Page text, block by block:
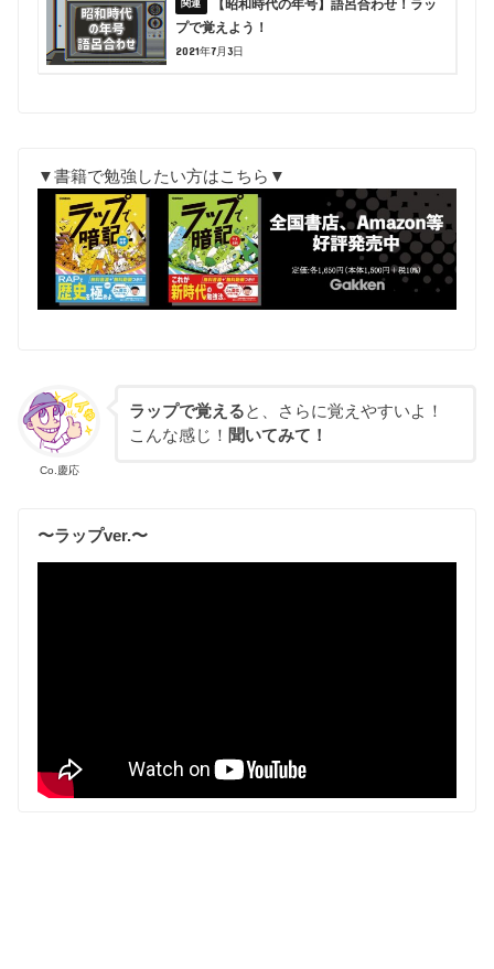
【昭和時代の年号】語呂合わせ！ラッ
プで覚えよう！
2021年7月3日
▼書籍で勉強したい方はこちら▼
Co.慶応
ラップで覚えると、さらに覚えやすいよ！
こんな感じ！ 聞いてみて！
〜ラップver.〜